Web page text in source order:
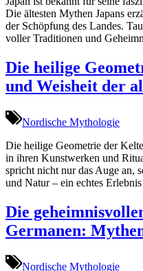
Die ältesten Mythen Japans
der Schöpfung des Landes.
voller Traditionen und
Die heilige
und Weisheit der
Nordische Mythologie
Die heilige Geometrie der
in ihren Kunstwerken und
spricht nicht nur das Auge an,
und Natur – ein echtes
Die
Germanen:
Nordische Mythologie